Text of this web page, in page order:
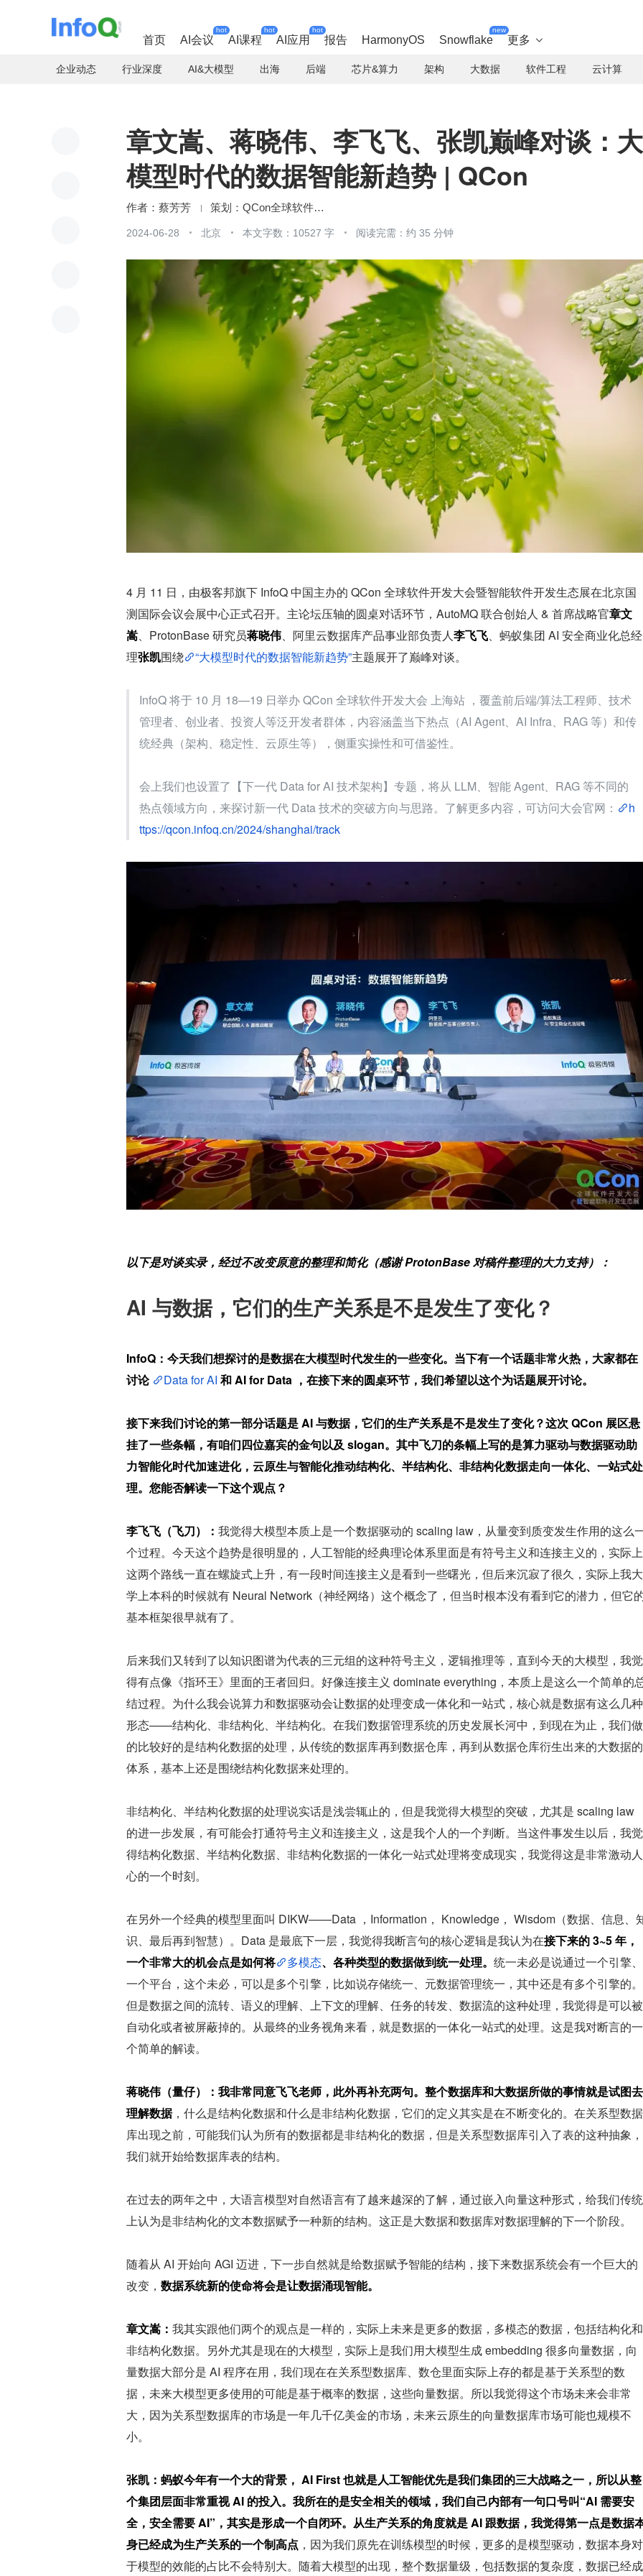
首页 AI会议
hot
AI课程
hot
AI应用
hot
报告 HarmonyOS Snowflake
new
更多 
企业动态 行业深度 AI&大模型 出海 后端 芯片&算力 架构 大数据 软件工程 云计算
章文嵩、蒋晓伟、李飞飞、张凯巅峰对谈：大
模型时代的数据智能新趋势 | QCon
蔡芳芳 QCon全球软件开发大会
2024-06-28 北京 本文字数：10527 字 阅读完需：约 35 分钟
4 月 11 日，由极客邦旗下 InfoQ 中国主办的 QCon 全球软件开发大会暨智能软件开发生态展在北京国
测国际会议会展中心正式召开。主论坛压轴的圆桌对话环节，AutoMQ 联合创始人 & 首席战略官章文
嵩、ProtonBase 研究员蒋晓伟、阿里云数据库产品事业部负责人李飞飞、蚂蚁集团 AI 安全商业化总经
理张凯围绕 “大模型时代的数据智能新趋势”主题展开了巅峰对谈。
InfoQ 将于 10 月 18—19 日举办 QCon 全球软件开发大会 上海站 ，覆盖前后端/算法工程师、技术
管理者、创业者、投资人等泛开发者群体，内容涵盖当下热点（AI Agent、AI Infra、RAG 等）和传
统经典（架构、稳定性、云原生等），侧重实操性和可借鉴性。
会上我们也设置了【下一代 Data for AI 技术架构】专题，将从 LLM、智能 Agent、RAG 等不同的
热点领域方向，来探讨新一代 Data 技术的突破方向与思路。了解更多内容，可访问大会官网：
h
ttps://qcon.infoq.cn/2024/shanghai/track
以下是对谈实录，经过不改变原意的整理和简化（感谢 ProtonBase 对稿件整理的大力支持）：
AI 与数据，它们的生产关系是不是发生了变化？
InfoQ：今天我们想探讨的是数据在大模型时代发生的一些变化。当下有一个话题非常火热，大家都在
讨论
Data for AI 和 AI for Data ，在接下来的圆桌环节，我们希望以这个为话题展开讨论。
接下来我们讨论的第一部分话题是 AI 与数据，它们的生产关系是不是发生了变化？这次 QCon 展区悬
挂了一些条幅，有咱们四位嘉宾的金句以及 slogan。其中飞刀的条幅上写的是算力驱动与数据驱动助
力智能化时代加速进化，云原生与智能化推动结构化、半结构化、非结构化数据走向一体化、一站式处
理。您能否解读一下这个观点？
李飞飞（飞刀）： 我觉得大模型本质上是一个数据驱动的 scaling law，从量变到质变发生作用的这么
个过程。今天这个趋势是很明显的，人工智能的经典理论体系里面是有符号主义和连接主义的，实际上
这两个路线一直在螺旋式上升，有一段时间连接主义是看到一些曙光，但后来沉寂了很久，实际上我大
学上本科的时候就有 Neural Network（神经网络）这个概念了，但当时根本没有看到它的潜力，但它
基本框架很早就有了。
后来我们又转到了以知识图谱为代表的三元组的这种符号主义，逻辑推理等，直到今天的大模型，我觉
得有点像《指环王》里面的王者回归。好像连接主义 dominate everything，本质上是这么一个简单的
结过程。为什么我会说算力和数据驱动会让数据的处理变成一体化和一站式，核心就是数据有这么几种
形态——结构化、非结构化、半结构化。在我们数据管理系统的历史发展长河中，到现在为止，我们做
的比较好的是结构化数据的处理，从传统的数据库再到数据仓库，再到从数据仓库衍生出来的大数据的
体系，基本上还是围绕结构化数据来处理的。
非结构化、半结构化数据的处理说实话是浅尝辄止的，但是我觉得大模型的突破，尤其是 scaling law
的进一步发展，有可能会打通符号主义和连接主义，这是我个人的一个判断。当这件事发生以后，我觉
得结构化数据、半结构化数据、非结构化数据的一体化一站式处理将变成现实，我觉得这是非常激动人
心的一个时刻。
在另外一个经典的模型里面叫 DIKW——Data ，Information， Knowledge， Wisdom（数据、信息、
识、最后再到智慧）。Data 是最底下一层，我觉得我断言句的核心逻辑是我认为在接下来的 3~5 年，
一个非常大的机会点是如何将
多模态、各种类型的数据做到统一处理。 统一未必是说通过一个引擎、
一个平台，这个未必，可以是多个引擎，比如说存储统一、元数据管理统一，其中还是有多个引擎的。
但是数据之间的流转、语义的理解、上下文的理解、任务的转发、数据流的这种处理，我觉得是可以被
自动化或者被屏蔽掉的。从最终的业务视角来看，就是数据的一体化一站式的处理。这是我对断言的一
个简单的解读。
蒋晓伟（量仔）： 我非常同意飞飞老师，此外再补充两句。整个数据库和大数据所做的事情就是试图去
理解数据，什么是结构化数据和什么是非结构化数据，它们的定义其实是在不断变化的。在关系型数据
库出现之前，可能我们认为所有的数据都是非结构化的数据，但是关系型数据库引入了表的这种抽象，
我们就开始给数据库表的结构。
在过去的两年之中，大语言模型对自然语言有了越来越深的了解，通过嵌入向量这种形式，给我们传统
上认为是非结构化的文本数据赋予一种新的结构。这正是大数据和数据库对数据理解的下一个阶段。
随着从 AI 开始向 AGI 迈进，下一步自然就是给数据赋予智能的结构，接下来数据系统会有一个巨大的
改变， 数据系统新的使命将会是让数据涌现智能。
章文嵩： 我其实跟他们两个的观点是一样的，实际上未来是更多的数据，多模态的数据，包括结构化和
非结构化数据。另外尤其是现在的大模型，实际上是我们用大模型生成 embedding 很多向量数据，向
量数据大部分是 AI 程序在用，我们现在在关系型数据库、数仓里面实际上存的都是基于关系型的数
据，未来大模型更多使用的可能是基于概率的数据，这些向量数据。所以我觉得这个市场未来会非常
大，因为关系型数据库的市场是一年几千亿美金的市场，未来云原生的向量数据库市场可能也规模不
小。
张凯： 蚂蚁今年有一个大的背景， AI First 也就是人工智能优先是我们集团的三大战略之一，所以从整
个集团层面非常重视 AI 的投入。我所在的是安全相关的领域，我们自己内部有一句口号叫“AI 需要安
全，安全需要 AI”，其实是形成一个自闭环。从生产关系的角度就是 AI 跟数据，我觉得第一点是数据
身已经成为生产关系的一个制高点 ，因为我们原先在训练模型的时候，更多的是模型驱动，数据本身对
于模型的效能的占比不会特别大。随着大模型的出现，整个数据量级，包括数据的复杂度，数据已经成